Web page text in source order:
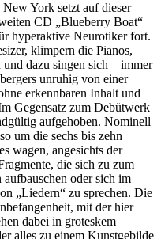
York setzt auf dieser –
CD „Blueberry Boat“
hyperaktive Neurotiker fort.
klimpern die Pianos,
dazu singen sich – immer
unruhig von einer
erkennbaren Inhalt und
Gegensatz zum Debütwerk
aufgehoben. Nominell
um die sechs bis zehn
wagen, angesichts der
die sich zu zum
oder sich im
„Liedern“ zu sprechen. Die
mit der hier
dabei in groteskem
alles zu einem Kunstgebilde